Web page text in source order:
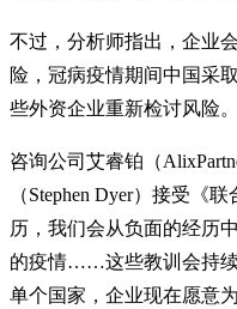
不过，分析师指出，企业
险，冠病疫情期间中国采
些外资企业重新检讨风险。
咨询公司艾睿铂（
（Stephen Dyer）接受《
历，我们会从负面的经历
的疫情……这些教训会持
单个国家，企业现在愿意